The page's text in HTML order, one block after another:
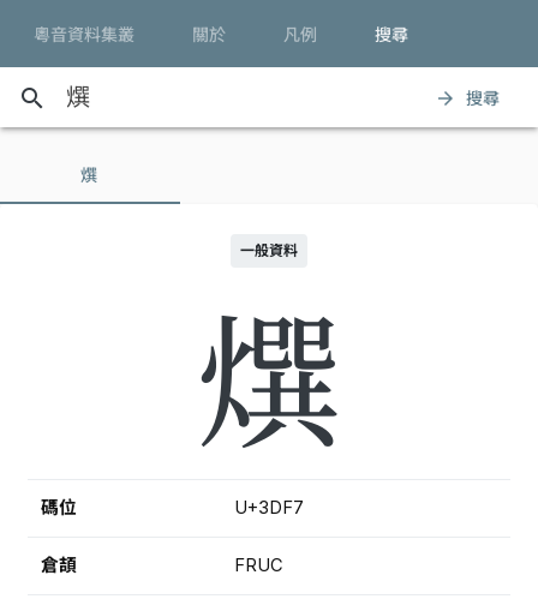
粵音資料集叢 關於 凡例 搜尋
search arrow_forward 搜尋
㷷
一般資料
㷷
碼位 U+3DF7
倉頡 FRUC